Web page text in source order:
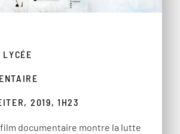
2019, 1H23
film documentaire montre la lutte